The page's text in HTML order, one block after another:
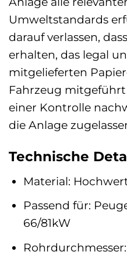
Umweltstandards
darauf verlassen,
erhalten, das legal
mitgelieferten
Fahrzeug
einer Kontrolle
die Anlage
Technische
Material:
Passend für:
66/81kW